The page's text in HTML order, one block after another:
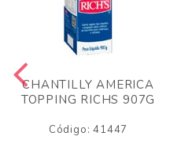
CHANTILLY AMERICA
TOPPING RICHS 907G
Código: 41447